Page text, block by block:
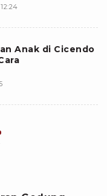
Anak di Cicendo